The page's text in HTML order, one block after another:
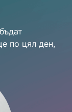
по цял ден,